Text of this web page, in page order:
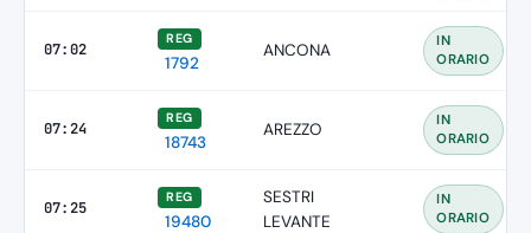
07:02
REG
1792
ANCONA
IN
ORARIO
07:24
REG
18743
AREZZO
IN
ORARIO
07:25
REG
19480
SESTRI
LEVANTE
IN
ORARIO